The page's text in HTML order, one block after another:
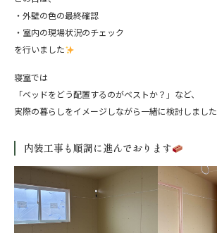
・外壁の色の最終確認
・室内の現場状況のチェック
を行いました
寝室では
「ベッドをどう配置するのがベストか？」など、
実際の暮らしをイメージしながら一緒に検討しました
内装工事も順調に進んでおります